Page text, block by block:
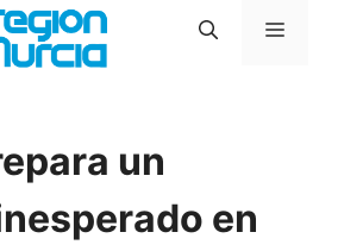
MENU
un
en